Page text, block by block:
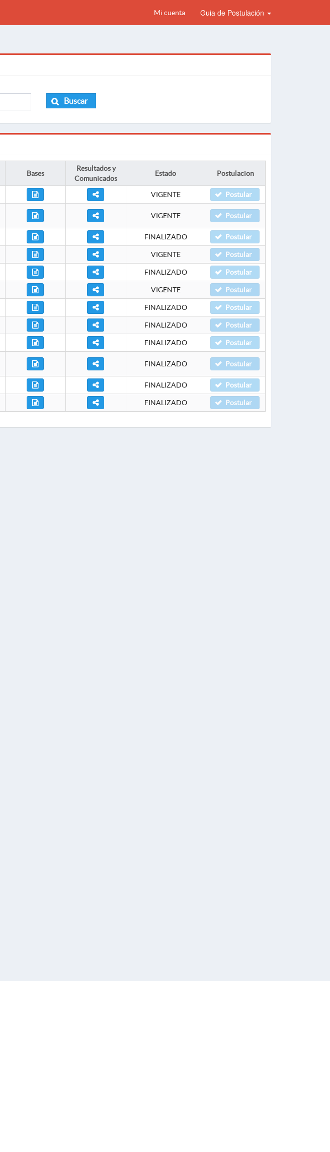
Mi cuenta Guia de Postulación
Buscar
Bases
Resultados y
Comunicados
Estado Postulacion
VIGENTE Postular
VIGENTE Postular
FINALIZADO Postular
VIGENTE Postular
FINALIZADO Postular
VIGENTE Postular
FINALIZADO Postular
FINALIZADO Postular
FINALIZADO Postular
FINALIZADO Postular
FINALIZADO Postular
FINALIZADO Postular